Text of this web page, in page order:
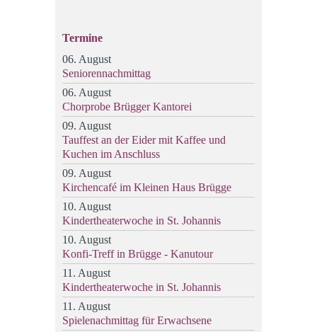
Termine
06. August
Seniorennachmittag
06. August
Chorprobe Brügger Kantorei
09. August
Tauffest an der Eider mit Kaffee und
Kuchen im Anschluss
09. August
Kirchencafé im Kleinen Haus Brügge
10. August
Kindertheaterwoche in St. Johannis
10. August
Konfi-Treff in Brügge - Kanutour
11. August
Kindertheaterwoche in St. Johannis
11. August
Spielenachmittag für Erwachsene